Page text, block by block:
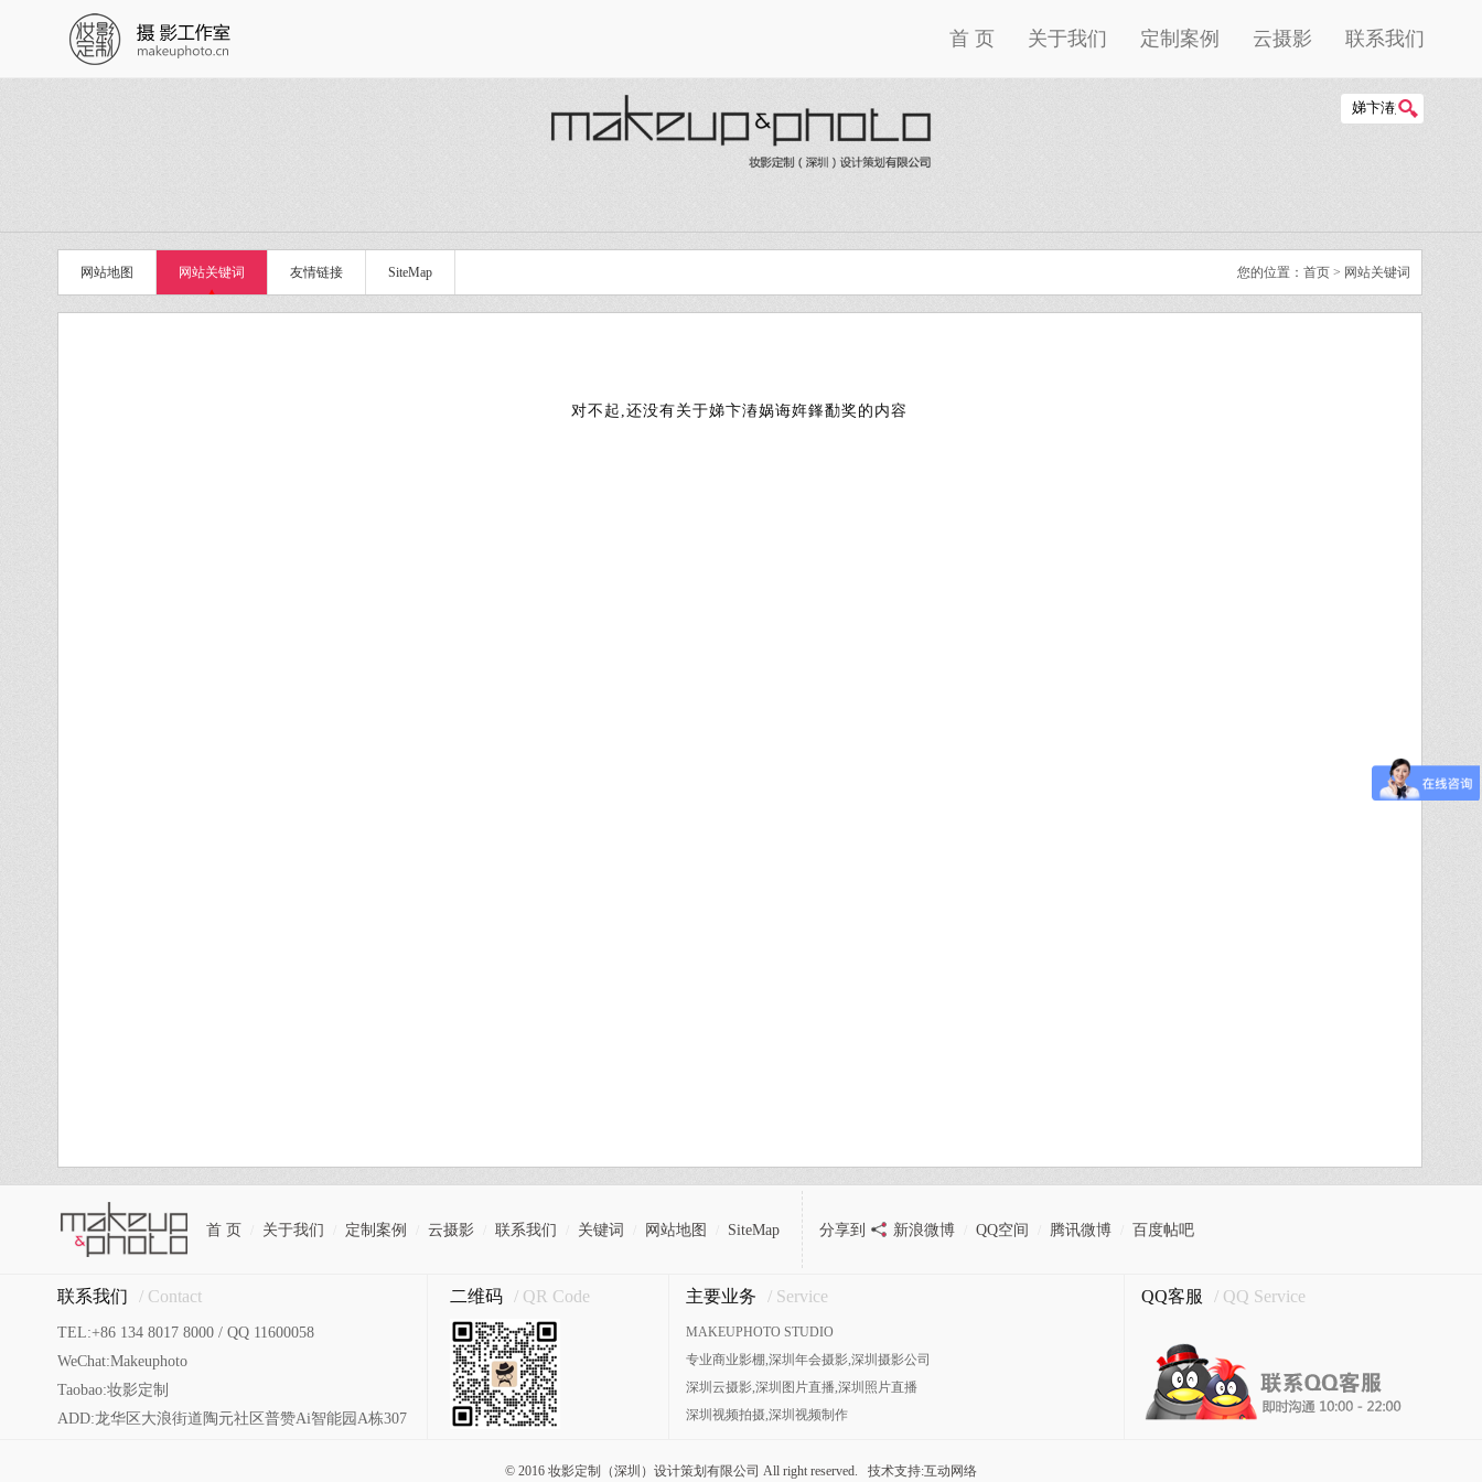
首 页 关于我们 定制案例 云摄影 联系我们
网站地图 网站关键词 友情链接 SiteMap 您的位置： 首页 > 网站关键词
对不起,还没有关于娣卞湷娲诲姩鎽勫奖的内容
首 页 关于我们 定制案例 云摄影 联系我们 关键词 网站地图 SiteMap 分享到 新浪微博 QQ空间 腾讯微博 百度帖吧
联系我们 / Contact
TEL:+86 134 8017 8000 / QQ 11600058
WeChat:Makeuphoto
Taobao:妆影定制
ADD:龙华区大浪街道陶元社区普赞Ai智能园A栋307
二维码 / QR Code 主要业务 / Service
MAKEUPHOTO STUDIO
专业商业影棚,深圳年会摄影,深圳摄影公司
深圳云摄影,深圳图片直播,深圳照片直播
深圳视频拍摄,深圳视频制作
QQ客服 / QQ Service
© 2016 妆影定制（深圳）设计策划有限公司 All right reserved. 技术支持:互动网络